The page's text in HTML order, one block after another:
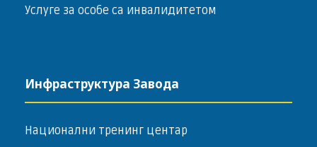
Услуге за особе са инвалидитетом
Инфраструктура Завода
Национални тренинг центар